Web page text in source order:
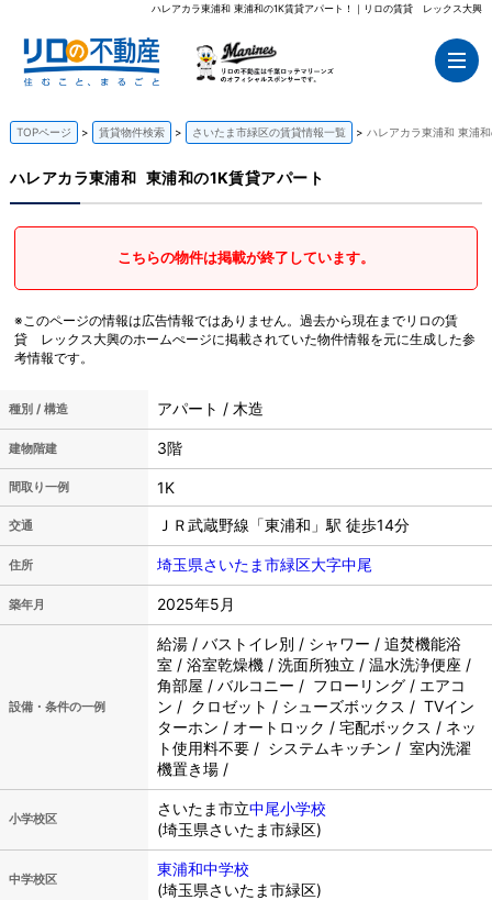
ハレアカラ東浦和 東浦和の1K賃貸アパート！｜リロの賃貸 レックス大興
TOPページ 賃貸物件検索 さいたま市緑区の賃貸情報一覧 ハレアカラ東浦和 東浦
ハレアカラ東浦和 東浦和の1K賃貸アパート
こちらの物件は掲載が終了しています。
※このページの情報は広告情報ではありません。過去から現在までリロの賃
貸 レックス大興のホームぺージに掲載されていた物件情報を元に生成した参
考情報です。
種別 / 構造 アパート / 木造
建物階建 3階
間取り一例 1K
交通 ＪＲ武蔵野線「東浦和」駅 徒歩14分
住所 埼玉県さいたま市緑区大字中尾
築年月 2025年5月
設備・条件の一例
給湯 / バストイレ別 / シャワー / 追焚機能浴
室 / 浴室乾燥機 / 洗面所独立 / 温水洗浄便座 /
角部屋 / バルコニー / フローリング / エアコ
ン / クロゼット / シューズボックス / TVイン
ターホン / オートロック / 宅配ボックス / ネッ
ト使用料不要 / システムキッチン / 室内洗濯
機置き場 /
小学校区
さいたま市立中尾小学校
(埼玉県さいたま市緑区)
中学校区
東浦和中学校
(埼玉県さいたま市緑区)